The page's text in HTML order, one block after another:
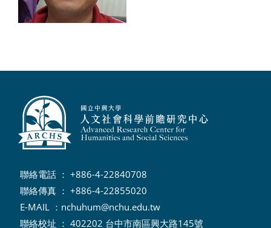
聯絡電話 ： +886-4-22840708
聯絡傳真 ： +886-4-22855020
E-MAIL ： nchuhum@nchu.edu.tw
聯絡校址 ： 402202 台中市南區興大路145號